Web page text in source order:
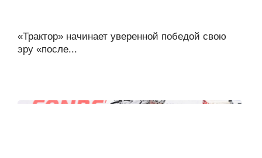
«Трактор» начинает уверенной победой свою
эру «после...